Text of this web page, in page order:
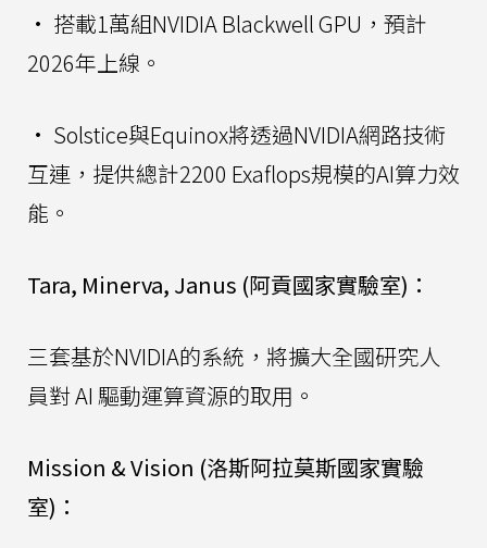
• 搭載1萬組NVIDIA Blackwell GPU，預計
2026年上線。
• Solstice與Equinox將透過NVIDIA網路技術
互連，提供總計2200 Exaflops規模的AI算力效
能。
Tara, Minerva, Janus (阿貢國家實驗室)：
三套基於NVIDIA的系統，將擴大全國研究人
員對 AI 驅動運算資源的取用。
Mission & Vision (洛斯阿拉莫斯國家實驗
室)：